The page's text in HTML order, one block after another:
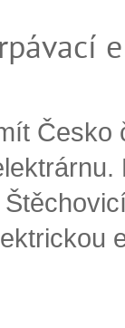
Česko